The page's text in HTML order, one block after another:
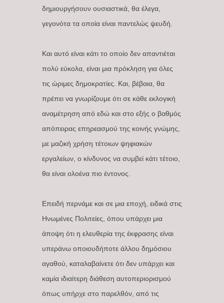
δημιουργήσουν ουσιαστικά, θα έλεγα,
γεγονότα τα οποία είναι παντελώς ψευδή.
Και αυτό είναι κάτι το οποίο δεν απαντιέται
πολύ εύκολα, είναι μια πρόκληση για όλες
τις ώριμες δημοκρατίες. Και, βέβαια, θα
πρέπει να γνωρίζουμε ότι σε κάθε εκλογική
αναμέτρηση από εδώ και στο εξής ο βαθμός
απόπειρας επηρεασμού της κοινής γνώμης,
με μαζική χρήση τέτοιων ψηφιακών
εργαλείων, ο κίνδυνος να συμβεί κάτι τέτοιο,
θα είναι ολοένα πιο έντονος.
Επειδή περνάμε και σε μια εποχή, ειδικά στις
Ηνωμένες Πολιτείες, όπου υπάρχει μια
άποψη ότι η ελευθερία της έκφρασης είναι
υπεράνω οποιουδήποτε άλλου δημόσιου
αγαθού, καταλαβαίνετε ότι δεν υπάρχει και
καμία ιδιαίτερη διάθεση αυτοπεριορισμού
όπως υπήρχε στο παρελθόν, από τις